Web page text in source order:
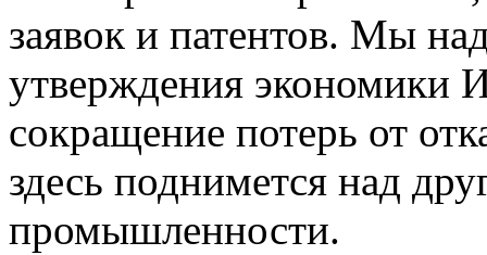
заявок и патентов. Мы
утверждения экономики
сокращение потерь от
здесь поднимется над
промышленности.